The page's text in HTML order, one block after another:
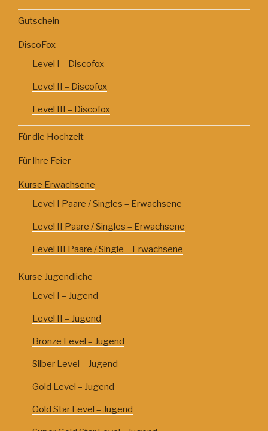
Gutschein
DiscoFox
Level I – Discofox
Level II – Discofox
Level III – Discofox
Für die Hochzeit
Für Ihre Feier
Kurse Erwachsene
Level I Paare / Singles – Erwachsene
Level II Paare / Singles – Erwachsene
Level III Paare / Single – Erwachsene
Kurse Jugendliche
Level I – Jugend
Level II – Jugend
Bronze Level – Jugend
Silber Level – Jugend
Gold Level – Jugend
Gold Star Level – Jugend